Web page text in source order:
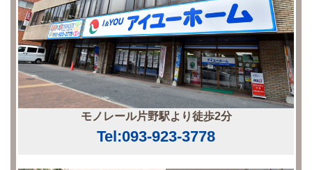
モノレール片野駅より徒歩2分
Tel:093-923-3778